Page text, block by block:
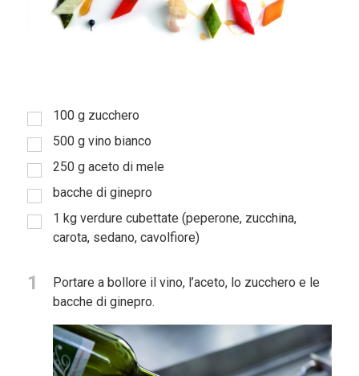
100 g zucchero
500 g vino bianco
250 g aceto di mele
bacche di ginepro
1 kg verdure cubettate (peperone, zucchina,
carota, sedano, cavolfiore)
1
Portare a bollore il vino, l’aceto, lo zucchero e le
bacche di ginepro.